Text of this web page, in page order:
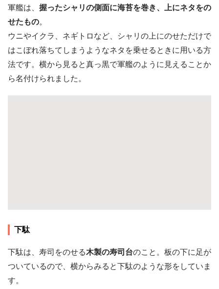
軍艦は、 握ったシャリの側面に海苔を巻き、上にネタをの
せたもの。
ウニやイクラ、ネギトロなど、シャリの上にのせただけで
はこぼれ落ちてしまうようなネタを乗せるときに用いる方
法です。横から見ると真っ黒で軍艦のように見えることか
ら名付けられました。
下駄
下駄は、寿司をのせる木製の寿司台のこと。板の下に足が
ついているので、横からみると下駄のような形をしていま
す。